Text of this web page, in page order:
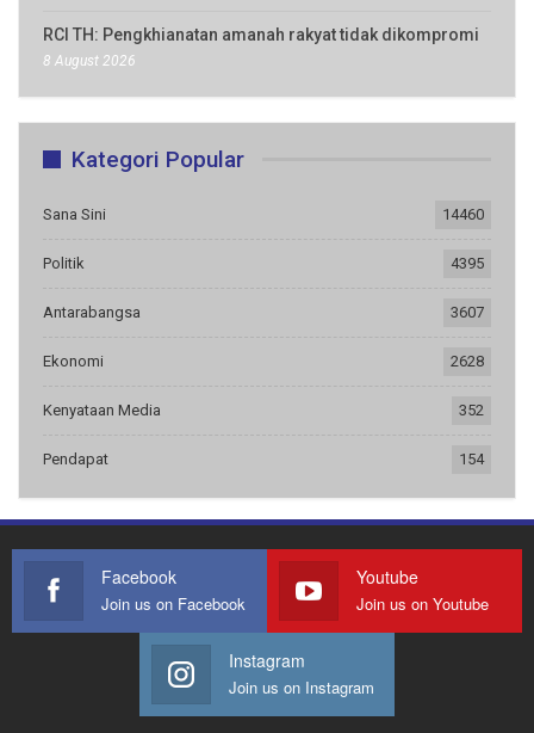
RCI TH: Pengkhianatan amanah rakyat tidak dikompromi
8 August 2026
Kategori Popular
Sana Sini 14460
Politik 4395
Antarabangsa 3607
Ekonomi 2628
Kenyataan Media 352
Pendapat 154
Facebook
Join us on Facebook
Youtube
Join us on Youtube
Instagram
Join us on Instagram